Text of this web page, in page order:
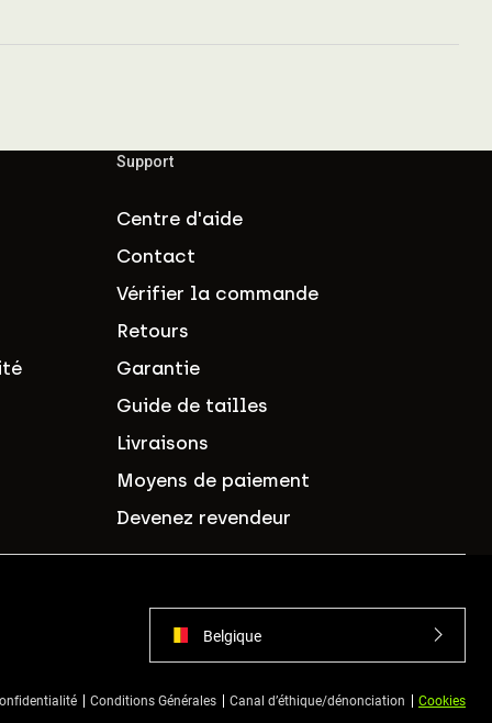
Support
Centre d'aide
Contact
Vérifier la commande
Retours
Garantie
Guide de tailles
Livraisons
Moyens de paiement
Devenez revendeur
Belgique
Conditions Générales Canal d’éthique/dénonciation Cookies